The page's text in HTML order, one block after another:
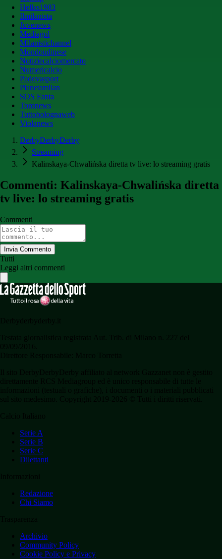
Hellas1903
Ilmilanista
Juvenews
Mediagol
Milanistichannel
Mondoudinese
Notiziecalciomercato
Numericalcio
Padovasport
Pianetamilan
SOS Fanta
Toronews
Tuttobolognaweb
Violanews
DerbyDerbyDerby
Streaming
Kalinskaya-Chwalińska diretta tv live: lo streaming gratis
Commenti: Kalinskaya-Chwalińska diretta
tv live: lo streaming gratis
Commenti
Invia Commento
Tutti
Leggi altri commenti
Serie A
Serie B
Serie C
Dilettanti
Redazione
Chi Siamo
Archivio
Community Policy
Cookie Policy e Privacy